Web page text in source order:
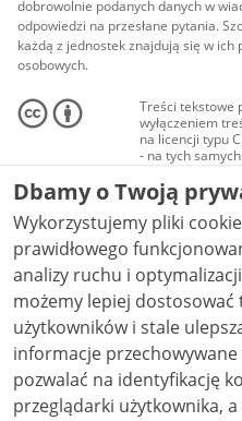
dobrowolnie podanych danych w
odpowiedzi na przesłane pytania.
każdą z jednostek znajdują się w
osobowych.
Treści tekstowe
wyłączeniem
na licencji typu
- na tych
Materiały
audio i wideo,
Creative
niekomercyjne -
NC-ND 4.0), o
Dbamy o Twoją
Wykorzystujemy pliki
prawidłowego
analizy ruchu i optymalizacji
możemy lepiej
użytkowników i stale ulepszać
informacje
pozwalać na identyfikację
przeglądarki użytkownika,